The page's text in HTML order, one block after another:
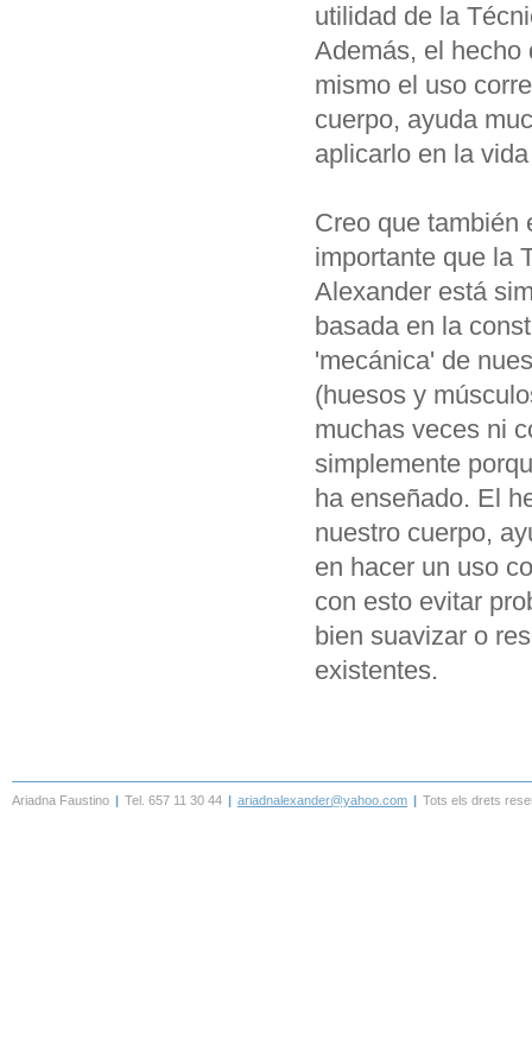
utilidad de la
Además, el hecho
mismo el uso
cuerpo, ayuda
aplicarlo en la
Creo que también
importante que la
Alexander está
basada en la
'mecánica' de
(huesos y
muchas veces ni
simplemente
ha enseñado. El
nuestro cuerpo,
en hacer un uso
con esto evitar
bien suavizar o
existentes.
Ariadna Faustino | Tel. 657 11 30 44 | ariadnalexander@yahoo.com | Tots els drets